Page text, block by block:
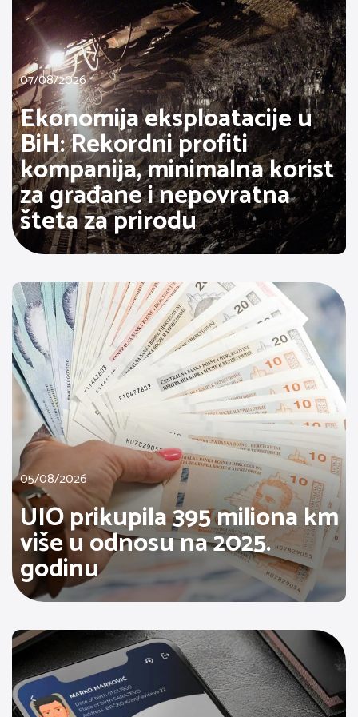
07/08/2026
Ekonomija eksploatacije u
BiH: Rekordni profiti
kompanija, minimalna korist
za građane i nepovratna
šteta za prirodu
05/08/2026
UIO prikupila 395 miliona km
više u odnosu na 2025.
godinu